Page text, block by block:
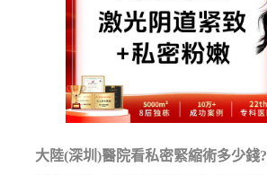
大陸(深圳)醫院看私密緊縮術多少錢?